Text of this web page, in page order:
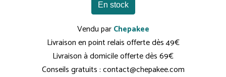
En stock
Vendu parChepakee
Livraison en point relais offerte dès 49€
Livraison à domicile offerte dès 69€
Conseils gratuits : contact@chepakee.com